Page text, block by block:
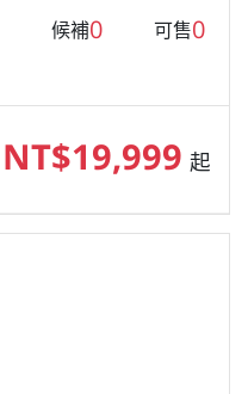
候補0 可售0
NT$19,999 起